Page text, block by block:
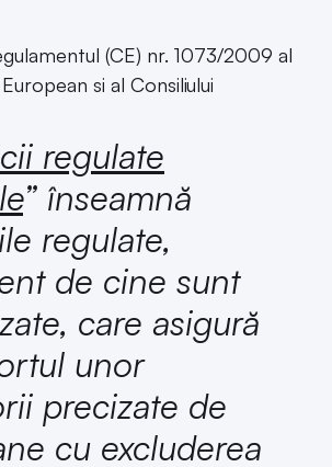
(CE) nr. 1073/2009 al
si al Consiliului
regulate
” înseamnă
regulate,
de cine sunt
care asigură
unor
precizate de
cu excluderea